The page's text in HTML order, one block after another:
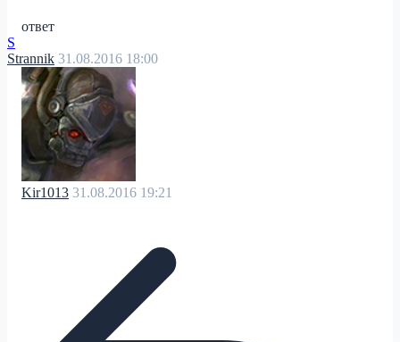
ответ
S
Strannik 31.08.2016 18:00
Kir1013 31.08.2016 19:21